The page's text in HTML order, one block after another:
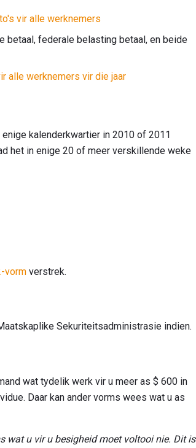
vir alle werknemers
betaal, federale belasting betaal, en beide
alle werknemers vir die jaar
kalenderkwartier in 2010 of 2011
het in enige 20 of meer verskillende weke
vorm verstrek.
Sekuriteitsadministrasie indien.
wat tydelik werk vir u meer as $ 600 in
Daar kan ander vorms wees wat u as
wat u vir u besigheid moet voltooi nie. Dit is